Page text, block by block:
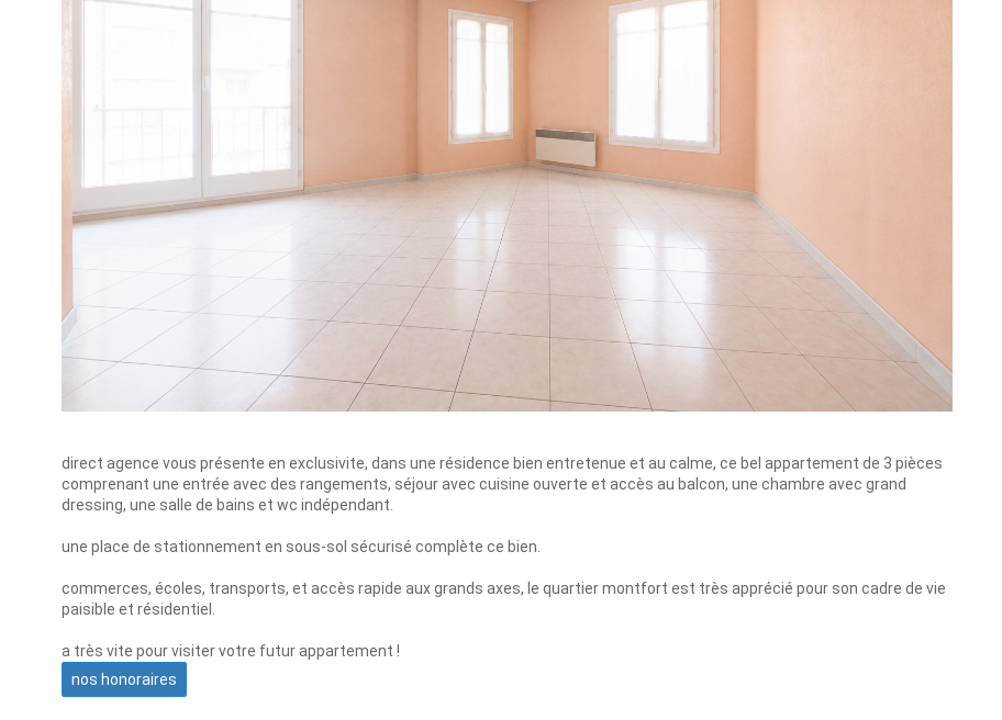
direct agence vous présente en exclusivite, dans une résidence bien entretenue et au calme, ce bel appartement de 3 pièces
comprenant une entrée avec des rangements, séjour avec cuisine ouverte et accès au balcon, une chambre avec grand
dressing, une salle de bains et wc indépendant.
une place de stationnement en sous-sol sécurisé complète ce bien.
commerces, écoles, transports, et accès rapide aux grands axes, le quartier montfort est très apprécié pour son cadre de vie
paisible et résidentiel.
a très vite pour visiter votre futur appartement !
nos honoraires